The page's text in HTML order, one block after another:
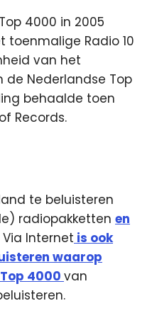
4000 in 2005
toenmalige Radio 10
van het
Nederlandse Top
behaalde toen
Records.
te beluisteren
radiopakketten en
Via Internet is ook
waarop
4000 van